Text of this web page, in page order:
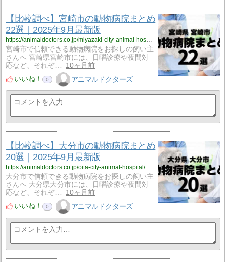
【比較調べ】宮崎市の動物病院まとめ
22選｜2025年9月最新版
https://animaldoctors.co.jp/miyazaki-city-animal-hospital/
宮崎市で信頼できる動物病院をお探しの飼い主
さんへ 宮崎県宮崎市には、日曜診療や夜間対
応など、それぞ…
10ヶ月前
いいね！
0 アニマルドクターズ
【比較調べ】大分市の動物病院まとめ
20選｜2025年9月最新版
https://animaldoctors.co.jp/oita-city-animal-hospital/
大分市で信頼できる動物病院をお探しの飼い主
さんへ 大分県大分市には、日曜診療や夜間対
応など、それぞ…
10ヶ月前
いいね！
0 アニマルドクターズ